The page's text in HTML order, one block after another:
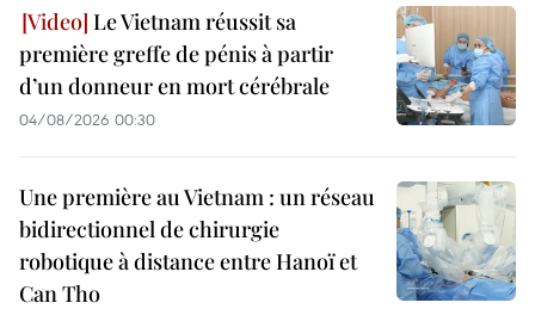
Le Vietnam réussit sa
première greffe de pénis à partir
d’un donneur en mort cérébrale
04/08/2026 00:30
Une première au Vietnam : un réseau
bidirectionnel de chirurgie
robotique à distance entre Hanoï et
Can Tho